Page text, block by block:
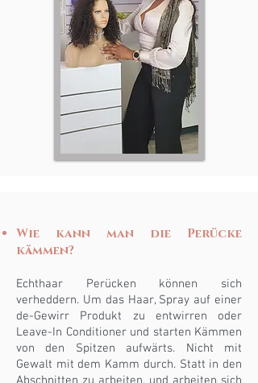
Wie kann man die Perücke
kämmen?
Echthaar Perücken können sich
verheddern. Um das Haar, Spray auf einer
de-Gewirr Produkt zu entwirren oder
Leave-In Conditioner und starten Kämmen
von den Spitzen aufwärts. Nicht mit
Gewalt mit dem Kamm durch. Statt in den